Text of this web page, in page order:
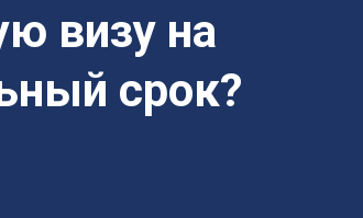
визу на
срок?